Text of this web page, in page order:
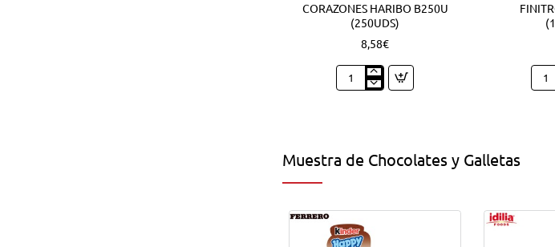
CORAZONES HARIBO B250U
(250UDS)
8,58€
Corazones
Haribo
Muestra de Chocolates y Galletas